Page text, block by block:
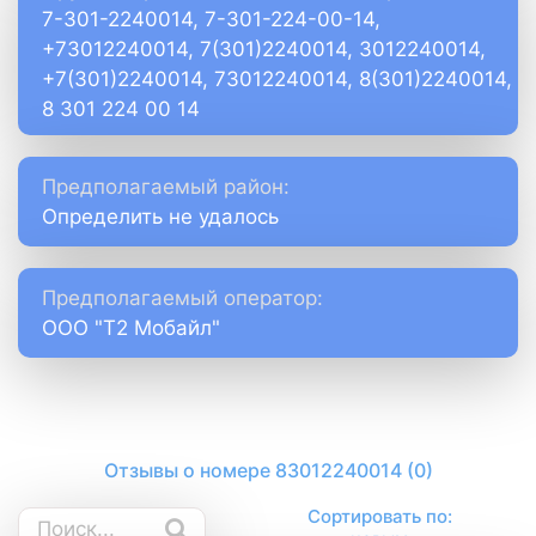
7-301-2240014, 7-301-224-00-14,
+73012240014, 7(301)2240014, 3012240014,
+7(301)2240014, 73012240014, 8(301)2240014,
8 301 224 00 14
Предполагаемый район:
Определить не удалось
Предполагаемый оператор:
ООО "Т2 Мобайл"
Отзывы о номере 83012240014 (0)
Сортировать по: